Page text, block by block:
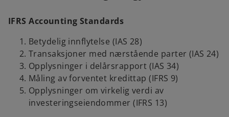
IFRS Accounting Standards
Betydelig innflytelse (IAS 28)
Transaksjoner med nærstående parter (IAS 24)
Opplysninger i delårsrapport (IAS 34)
Måling av forventet kredittap (IFRS 9)
Opplysninger om virkelig verdi av
investeringseiendommer (IFRS 13)